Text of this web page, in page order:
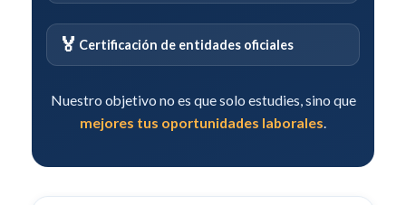
🏅 Certificación de entidades oficiales
Nuestro objetivo no es que solo estudies, sino que
mejores tus oportunidades laborales.